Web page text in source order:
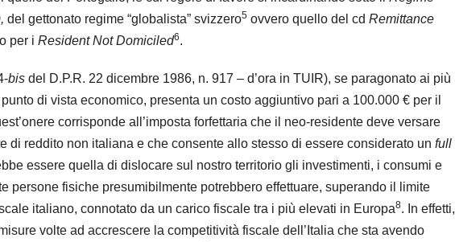
del gettonato regime “globalista” svizzero5 ovvero quello del cd Remittance
per i Resident Not Domiciled6.
bis del D.P.R. 22 dicembre 1986, n. 917 – d’ora in TUIR), se paragonato ai più
di vista economico, presenta un costo aggiuntivo pari a 100.000 € per il
corrisponde all’imposta forfettaria che il neo-residente deve versare
di reddito non italiana e che consente allo stesso di essere considerato un full
essere quella di dislocare sul nostro territorio gli investimenti, i consumi e
persone fisiche presumibilmente potrebbero effettuare, superando il limite
italiano, connotato da un carico fiscale tra i più elevati in Europa8. In effetti,
volte ad accrescere la competitività fiscale dell’Italia che sta avendo